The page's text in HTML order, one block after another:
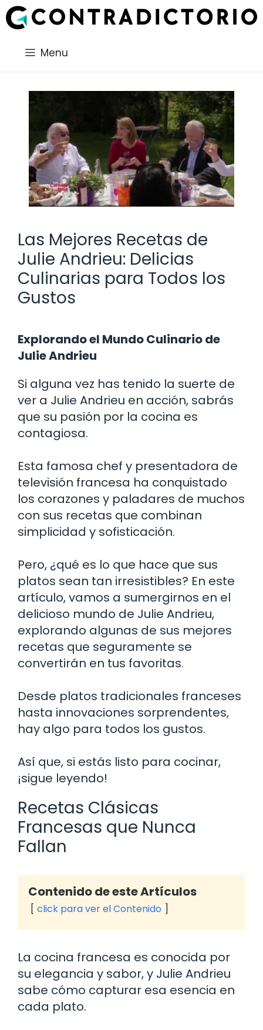
Saltar
al
Menu
Las Mejores Recetas de
Julie Andrieu: Delicias
Culinarias para Todos los
Gustos
Explorando el Mundo Culinario de
Julie Andrieu
Si alguna vez has tenido la suerte de
ver a Julie Andrieu en acción, sabrás
que su pasión por la cocina es
contagiosa.
Esta famosa chef y presentadora de
televisión francesa ha conquistado
los corazones y paladares de muchos
con sus recetas que combinan
simplicidad y sofisticación.
Pero, ¿qué es lo que hace que sus
platos sean tan irresistibles? En este
artículo, vamos a sumergirnos en el
delicioso mundo de Julie Andrieu,
explorando algunas de sus mejores
recetas que seguramente se
convertirán en tus favoritas.
Desde platos tradicionales franceses
hasta innovaciones sorprendentes,
hay algo para todos los gustos.
Así que, si estás listo para cocinar,
¡sigue leyendo!
Recetas Clásicas
Francesas que Nunca
Fallan
Contenido de este Artículos
click para ver el Contenido
La cocina francesa es conocida por
su elegancia y sabor, y Julie Andrieu
sabe cómo capturar esa esencia en
cada plato.